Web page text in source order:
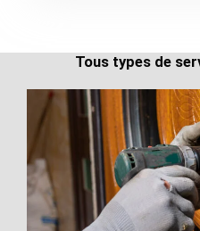
Tous types de